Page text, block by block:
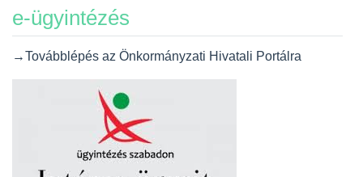
e-ügyintézés
→Továbblépés az Önkormányzati Hivatali Portálra